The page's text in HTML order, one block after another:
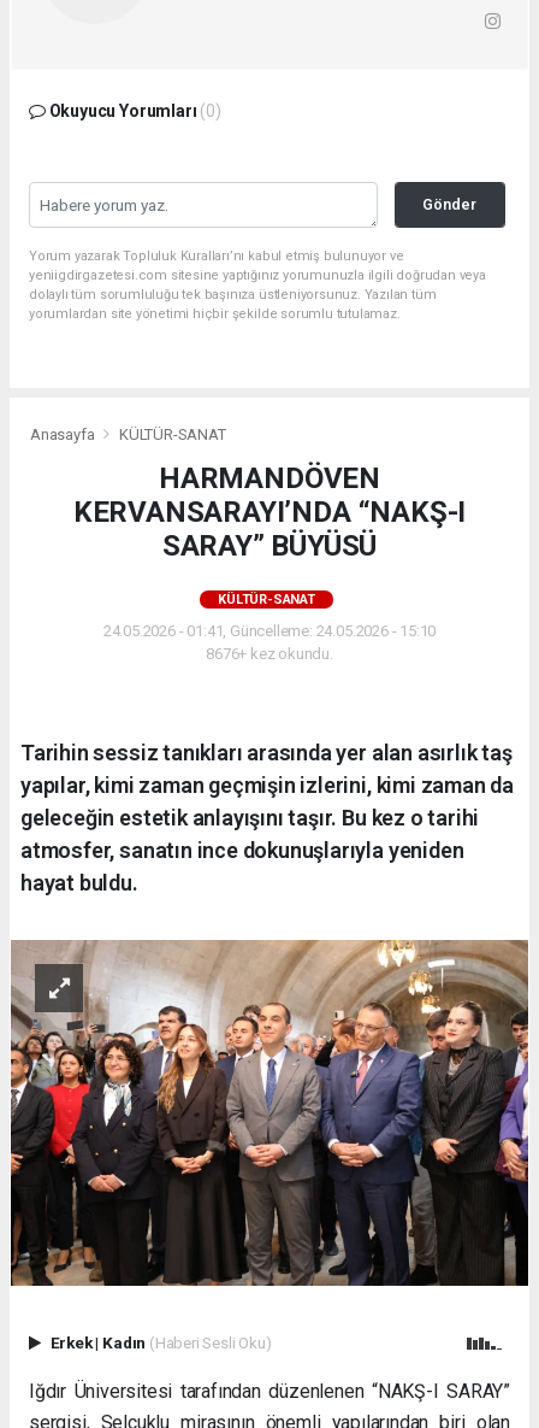
Okuyucu Yorumları (0)
Gönder
Yorum yazarak Topluluk Kuralları’nı kabul etmiş bulunuyor ve
yeniigdirgazetesi.com sitesine yaptığınız yorumunuzla ilgili doğrudan veya
dolaylı tüm sorumluluğu tek başınıza üstleniyorsunuz. Yazılan tüm
yorumlardan site yönetimi hiçbir şekilde sorumlu tutulamaz.
Anasayfa KÜLTÜR-SANAT
HARMANDÖVEN
KERVANSARAYI’NDA “NAKŞ-I
SARAY” BÜYÜSÜ
KÜLTÜR-SANAT
24.05.2026 - 01:41, Güncelleme: 24.05.2026 - 15:10
8676+ kez okundu.
Tarihin sessiz tanıkları arasında yer alan asırlık taş
yapılar, kimi zaman geçmişin izlerini, kimi zaman da
geleceğin estetik anlayışını taşır. Bu kez o tarihi
atmosfer, sanatın ince dokunuşlarıyla yeniden
hayat buldu.
Erkek| Kadın (Haberi Sesli Oku)
Iğdır Üniversitesi tarafından düzenlenen “NAKŞ-I SARAY”
sergisi, Selçuklu mirasının önemli yapılarından biri olan